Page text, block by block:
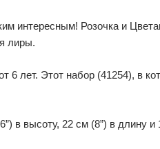
интересным! Розочка и
лиры.
6 лет. Этот набор (41254), в
в высоту, 22 см (8”) в длину